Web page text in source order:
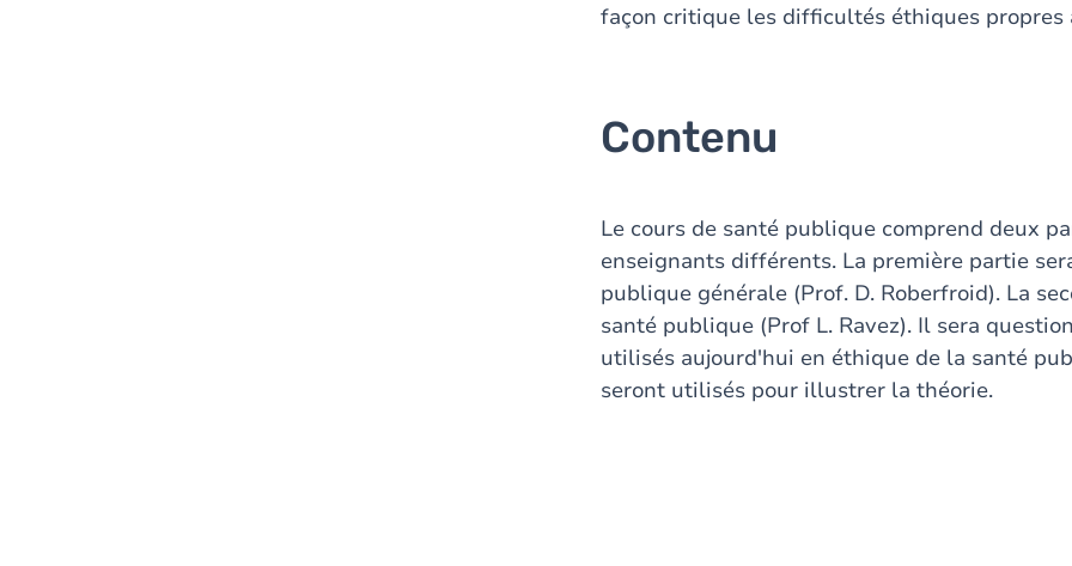
façon critique les difficultés éthiques propres
Contenu
Le cours de santé publique comprend deux
enseignants différents. La première partie
publique générale (Prof. D. Roberfroid). La
santé publique (Prof L. Ravez). Il sera
utilisés aujourd'hui en éthique de la santé
seront utilisés pour illustrer la théorie.